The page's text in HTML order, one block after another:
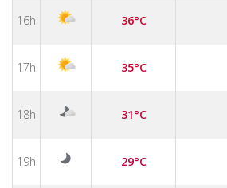
16h 36°C
17h 35°C
18h 31°C
19h 29°C